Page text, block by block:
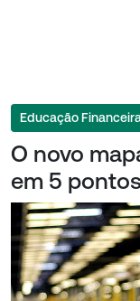
Educação
O novo
em 5 pontos